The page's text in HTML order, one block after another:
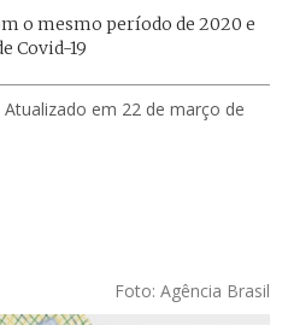
o mesmo período de 2020 e
Covid-19
em 22 de março de
Foto: Agência Brasil